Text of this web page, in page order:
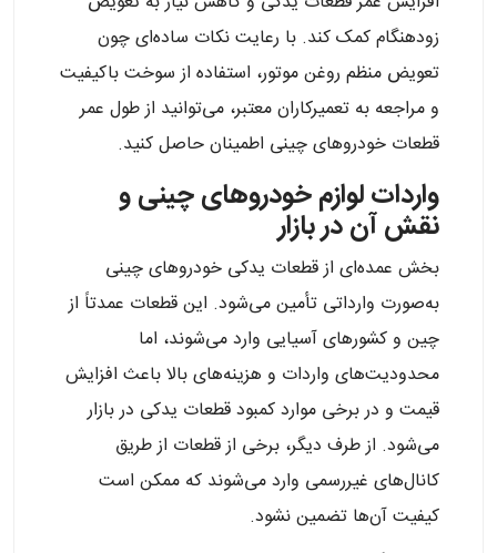
زودهنگام کمک کند. با رعایت نکات ساده‌ای چون
تعویض منظم روغن موتور، استفاده از سوخت باکیفیت
و مراجعه به تعمیرکاران معتبر، می‌توانید از طول عمر
قطعات خودروهای چینی اطمینان حاصل کنید.
واردات لوازم خودروهای چینی و
نقش آن در بازار
بخش عمده‌ای از قطعات یدکی خودروهای چینی
به‌صورت وارداتی تأمین می‌شود. این قطعات عمدتاً از
چین و کشورهای آسیایی وارد می‌شوند، اما
محدودیت‌های واردات و هزینه‌های بالا باعث افزایش
قیمت و در برخی موارد کمبود قطعات یدکی در بازار
می‌شود. از طرف دیگر، برخی از قطعات از طریق
کانال‌های غیررسمی وارد می‌شوند که ممکن است
کیفیت آن‌ها تضمین نشود.